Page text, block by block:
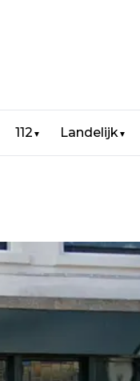
112 ▼ Landelijk▼